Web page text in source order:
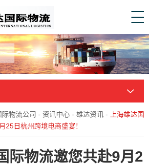
际物流公司 - 资讯中心 - 雄达资讯 -
上海雄达国
25日杭州跨境电商盛宴！
际物流邀您共赴9月2